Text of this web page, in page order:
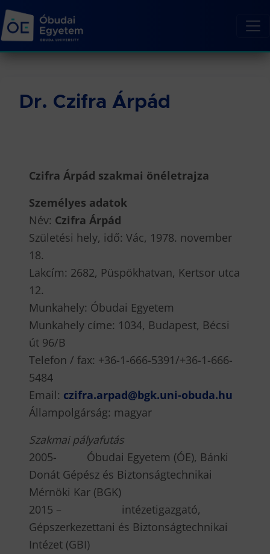
Dr. Czifra Árpád
Czifra Árpád szakmai önéletrajza
Személyes adatok
Név: Czifra Árpád
Születési hely, idő: Vác, 1978. november
18.
Lakcím: 2682, Püspökhatvan, Kertsor utca
12.
Munkahely: Óbudai Egyetem
Munkahely címe: 1034, Budapest, Bécsi
út 96/B
Telefon / fax: +36-1-666-5391/+36-1-666-
5484
Email: czifra.arpad@bgk.uni-obuda.hu
Állampolgárság: magyar
Szakmai pályafutás
2005- Óbudai Egyetem (ÓE), Bánki
Donát Gépész és Biztonságtechnikai
Mérnöki Kar (BGK)
2015 – intézetigazgató,
Gépszerkezettani és Biztonságtechnikai
Intézet (GBI)